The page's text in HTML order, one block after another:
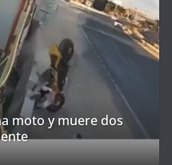
moto y muere dos